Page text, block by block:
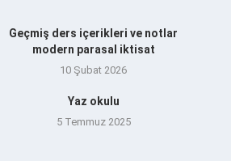
Geçmiş ders içerikleri ve notlar
modern parasal iktisat
10 Şubat 2026
Yaz okulu
5 Temmuz 2025